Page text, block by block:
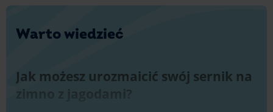
Warto wiedzieć
Jak możesz urozmaicić swój sernik na
zimno z jagodami?